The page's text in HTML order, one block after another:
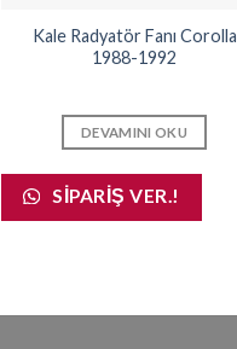
Kale Radyatör Fanı Corolla
1988-1992
DEVAMINI OKU
SIPARIŞ VER.!